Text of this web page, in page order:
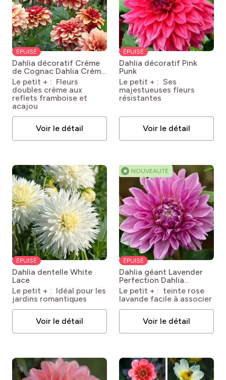
ÉPUISÉ
Dahlia décoratif Crème
de Cognac Dahlia Crème
de Cognac
Le petit + : Fleurs
doubles crème aux
reflets framboise et
acajou
Voir le détail
ÉPUISÉ
Dahlia décoratif Pink
Punk
Le petit + : Ses
majestueuses fleurs
résistantes
Voir le détail
ÉPUISÉ
Dahlia dentelle White
Lace
Le petit + : Idéal pour les
jardins romantiques
Voir le détail
★ NOUVEAUTÉ
ÉPUISÉ
Dahlia géant Lavender
Perfection Dahlia
Lavender Perfection
Le petit + : teinte rose
lavande facile à associer
Voir le détail